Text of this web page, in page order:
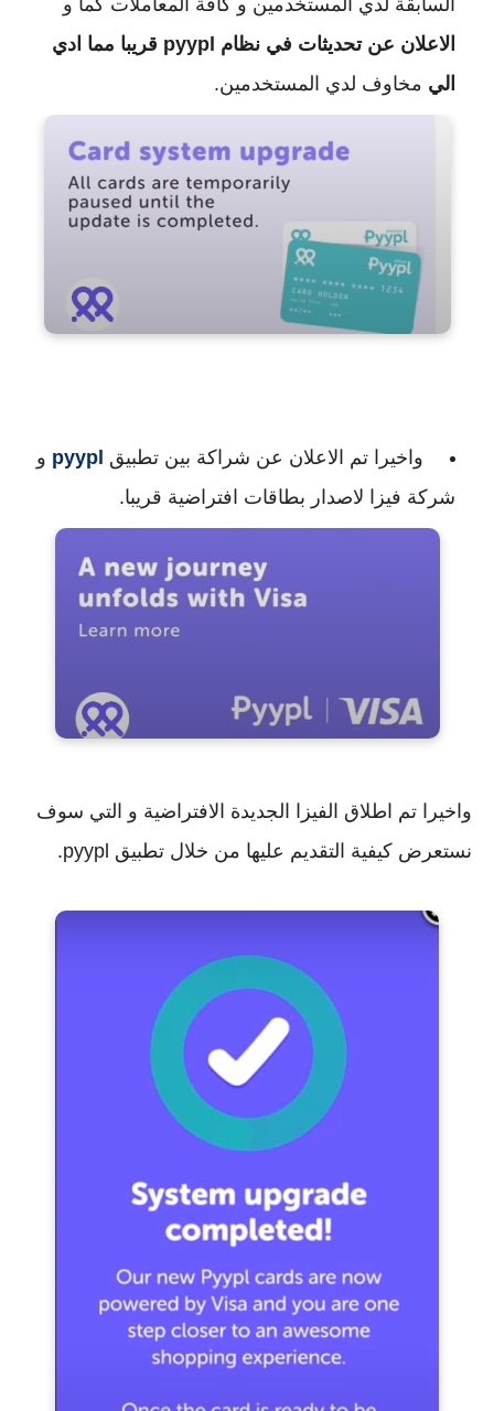
الاعلان عن تحديثات في نظام pyypl قريبا مما ادي
الي مخاوف لدي المستخدمين.
واخيرا تم الاعلان عن شراكة بين تطبيق pyypl و
شركة فيزا لاصدار بطاقات افتراضية قريبا.
واخيرا تم اطلاق الفيزا الجديدة الافتراضية و التي سوف
نستعرض كيفية التقديم عليها من خلال تطبيق pyypl.